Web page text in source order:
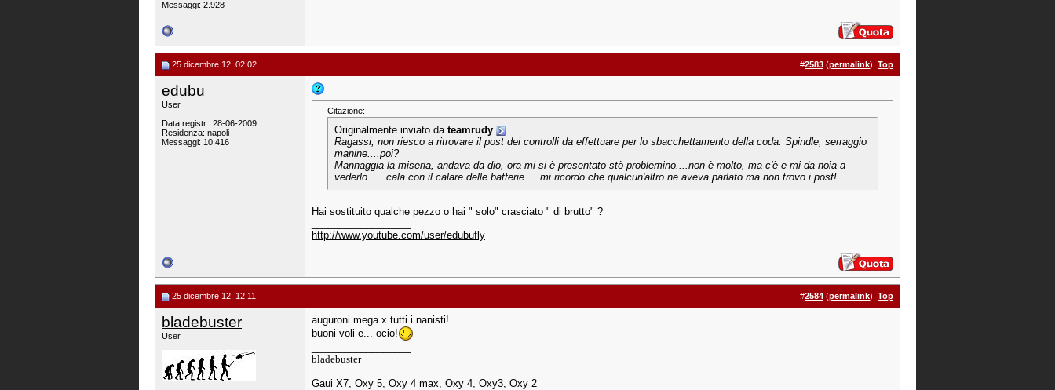
Messaggi: 2.928
25 dicembre 12, 02:02 #2583 (permalink) Top
edubu
User
Data registr.: 28-06-2009
Residenza: napoli
Messaggi: 10.416
Citazione:
Originalmente inviato da teamrudy
Ragassi, non riesco a ritrovare il post dei controlli da effettuare per lo sbacchettamento della coda. Spindle, serraggio
manine....poi?
Mannaggia la miseria, andava da dio, ora mi si è presentato stò problemino....non è molto, ma c'è e mi da noia a
vederlo......cala con il calare delle batterie.....mi ricordo che qualcun'altro ne aveva parlato ma non trovo i post!
Hai sostituito qualche pezzo o hai " solo" crasciato " di brutto" ?
http://www.youtube.com/user/edubufly
25 dicembre 12, 12:11 #2584 (permalink) Top
bladebuster
User
auguroni mega x tutti i nanisti!
buoni voli e... ocio!
bladebuster
Gaui X7, Oxy 5, Oxy 4 max, Oxy 4, Oxy3, Oxy 2